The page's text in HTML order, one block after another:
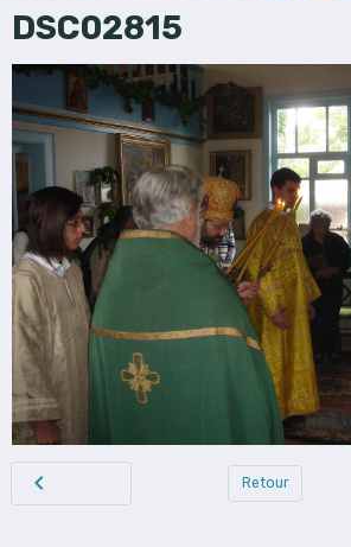
DSC02815
Retour